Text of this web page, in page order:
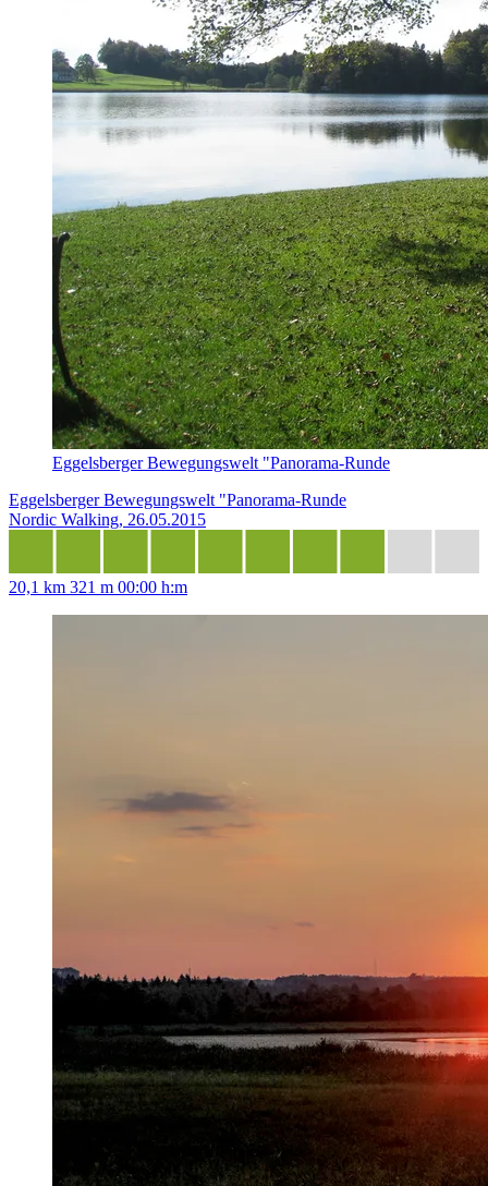
Eggelsberger Bewegungswelt "Panorama-Runde
Eggelsberger Bewegungswelt "Panorama-Runde
Nordic Walking, 26.05.2015
20,1 km 321 m 00:00 h:m